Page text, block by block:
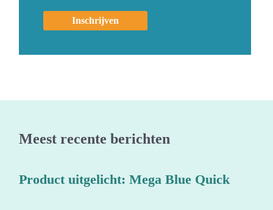
Meest recente berichten
Product uitgelicht: Mega Blue Quick